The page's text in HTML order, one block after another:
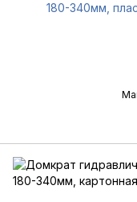
180-340мм,